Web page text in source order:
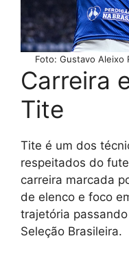
Foto: Gustavo Aleixo
Carreira
Tite
Tite é um dos
respeitados do
carreira marcada
de elenco e foco
trajetória
Seleção Brasileira.